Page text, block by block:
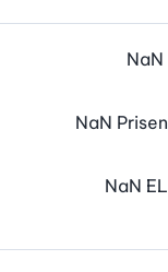
NaN
NaN Prisen
NaN EL